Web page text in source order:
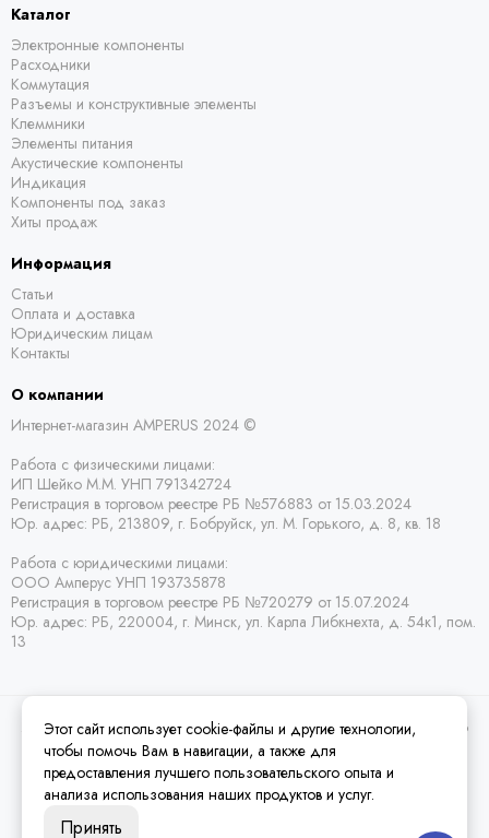
Каталог
Электронные компоненты
Расходники
Коммутация
Разъемы и конструктивные элементы
Клеммники
Элементы питания
Акустические компоненты
Индикация
Компоненты под заказ
Хиты продаж
Информация
Статьи
Оплата и доставка
Юридическим лицам
Контакты
О компании
Интернет-магазин AMPERUS 2024 ©
Работа с физическими лицами:
ИП Шейко М.М. УНП 791342724
Регистрация в торговом реестре РБ №576883 от 15.03.2024
Юр. адрес: РБ, 213809, г. Бобруйск, ул. М. Горького, д. 8, кв. 18
Работа с юридическими лицами:
ООО Амперус УНП 193735878
Регистрация в торговом реестре РБ №720279 от 15.07.2024
Юр. адрес: РБ, 220004, г. Минск, ул. Карла Либкнехта, д. 54к1, пом.
13
2026 © Amperus Радиодетали Минск | купить в розницу, оптом и почтой по
Беларуси.Карта сайта
Этот сайт использует cookie-файлы и другие технологии,
чтобы помочь Вам в навигации, а также для
предоставления лучшего пользовательского опыта и
анализа использования наших продуктов и услуг.
Принять